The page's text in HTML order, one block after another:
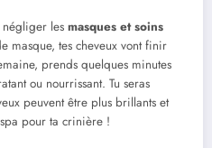
négliger les masques et soins
masque, tes cheveux vont finir
prends quelques minutes
ou nourrissant. Tu seras
peuvent être plus brillants et
pour ta crinière !